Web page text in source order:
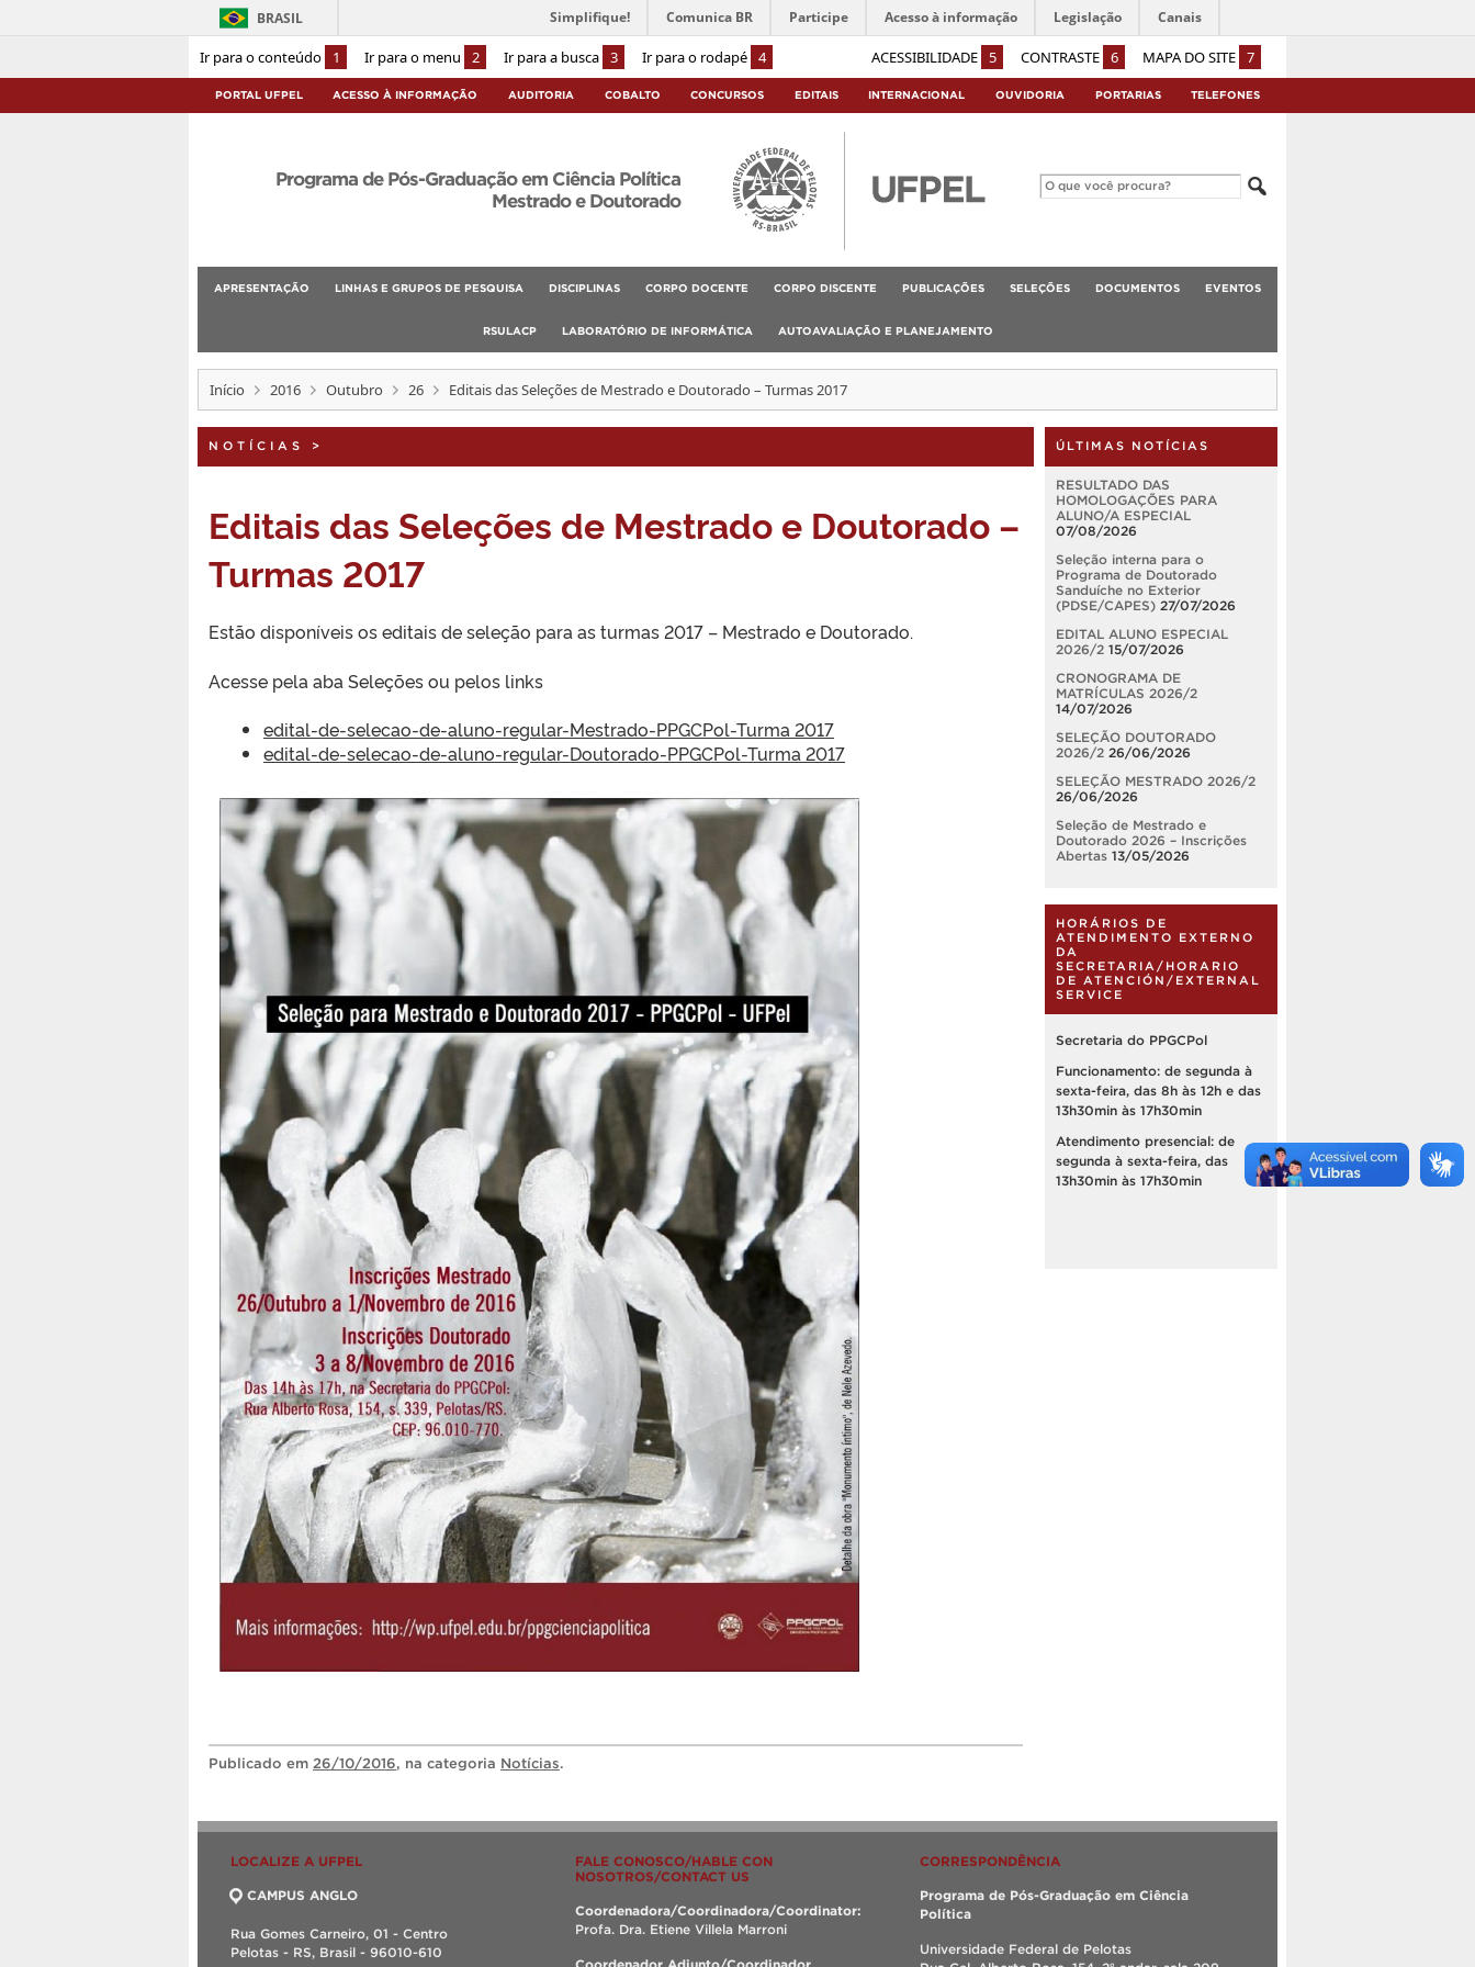
Ir para o conteúdo 1 Ir para o menu 2 Ir para a busca 3 Ir para o rodapé 4 ACESSIBILIDADE 5 CONTRASTE 6 MAPA DO SITE 7
BRASIL Simplifique! Comunica BR Participe Acesso à informação Legislação Canais
PORTAL UFPEL ACESSO À INFORMAÇÃO AUDITORIA COBALTO CONCURSOS EDITAIS INTERNACIONAL OUVIDORIA PORTARIAS TELEFONES
Programa de Pós-Graduação em Ciência Política
Mestrado e Doutorado
APRESENTAÇÃO LINHAS E GRUPOS DE PESQUISA DISCIPLINAS CORPO DOCENTE CORPO DISCENTE PUBLICAÇÕES SELEÇÕES DOCUMENTOS EVENTOS
RSULACP LABORATÓRIO DE INFORMÁTICA AUTOAVALIAÇÃO E PLANEJAMENTO
Início 2016 Outubro 26 Editais das Seleções de Mestrado e Doutorado – Turmas 2017
NOTÍCIAS >
Editais das Seleções de Mestrado e Doutorado –
Turmas 2017
Estão disponíveis os editais de seleção para as turmas 2017 – Mestrado e Doutorado.
Acesse pela aba Seleções ou pelos links
edital-de-selecao-de-aluno-regular-Mestrado-PPGCPol-Turma 2017
edital-de-selecao-de-aluno-regular-Doutorado-PPGCPol-Turma 2017
Publicado em 26/10/2016, na categoria Notícias.
ÚLTIMAS NOTÍCIAS
RESULTADO DAS
HOMOLOGAÇÕES PARA
ALUNO/A ESPECIAL
07/08/2026
Seleção interna para o
Programa de Doutorado
Sanduíche no Exterior
(PDSE/CAPES) 27/07/2026
EDITAL ALUNO ESPECIAL
2026/2 15/07/2026
CRONOGRAMA DE
MATRÍCULAS 2026/2
14/07/2026
SELEÇÃO DOUTORADO
2026/2 26/06/2026
SELEÇÃO MESTRADO 2026/2
26/06/2026
Seleção de Mestrado e
Doutorado 2026 – Inscrições
Abertas 13/05/2026
HORÁRIOS DE
ATENDIMENTO EXTERNO
DA
SECRETARIA/HORARIO
DE ATENCIÓN/EXTERNAL
SERVICE
Secretaria do PPGCPol
Funcionamento: de segunda à
sexta-feira, das 8h às 12h e das
13h30min às 17h30min
Atendimento presencial: de
segunda à sexta-feira, das
13h30min às 17h30min
LOCALIZE A UFPEL
CAMPUS ANGLO
Rua Gomes Carneiro, 01 - Centro
Pelotas - RS, Brasil - 96010-610
FALE CONOSCO/HABLE CON
NOSOTROS/CONTACT US
Coordenadora/Coordinadora/Coordinator:
Profa. Dra. Etiene Villela Marroni
CORRESPONDÊNCIA
Programa de Pós-Graduação em Ciência
Política
Universidade Federal de Pelotas